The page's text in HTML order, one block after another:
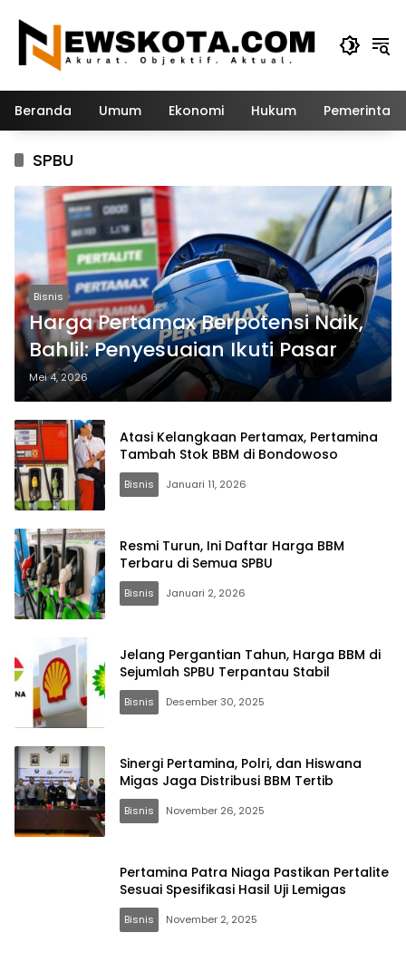
konten
Beranda Umum Ekonomi Hukum
SPBU
Bisnis
Harga Pertamax Berpotensi Naik,
Bahlil: Penyesuaian Ikuti Pasar
Mei 4, 2026
Atasi Kelangkaan Pertamax, Pertamina
Tambah Stok BBM di Bondowoso
Bisnis Januari 11, 2026
Resmi Turun, Ini Daftar Harga BBM
Terbaru di Semua SPBU
Bisnis Januari 2, 2026
Jelang Pergantian Tahun, Harga BBM di
Sejumlah SPBU Terpantau Stabil
Bisnis Desember 30, 2025
Sinergi Pertamina, Polri, dan Hiswana
Migas Jaga Distribusi BBM Tertib
Bisnis November 26, 2025
Pertamina Patra Niaga Pastikan Pertalite
Sesuai Spesifikasi Hasil Uji Lemigas
Bisnis November 2, 2025